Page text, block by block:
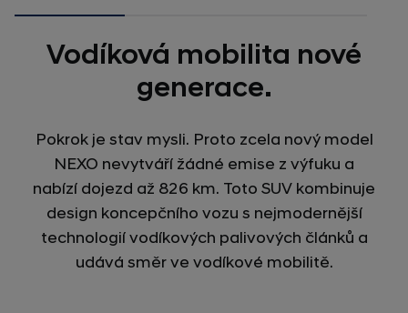
Vodíková mobilita nové
generace.
Pokrok je stav mysli. Proto zcela nový model
NEXO nevytváří žádné emise z výfuku a
nabízí dojezd až 826 km. Toto SUV kombinuje
design koncepčního vozu s nejmodernější
technologií vodíkových palivových článků a
udává směr ve vodíkové mobilitě.